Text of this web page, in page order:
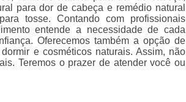
para dor de cabeça e remédio natural
tosse. Contando com profissionais
entende a necessidade de cada
Oferecemos também a opção de
e cosméticos naturais. Assim, não
Teremos o prazer de atender você ou